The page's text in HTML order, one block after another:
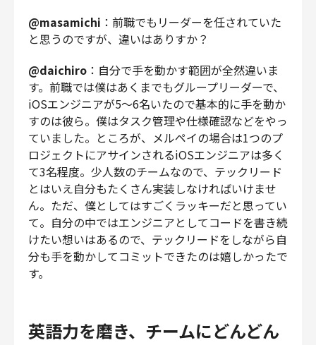
@masamichi ：前職でもリーダーを任されていた
と思うのですが、違いはありすか？
@daichiro ：自分で手を動かす範囲が全然違いま
す。前職では僕はあくまでもグループリーダーで、
iOSエンジニアが5〜6名いたので基本的に手を動か
すのは彼ら。僕はタスク管理や仕様確認などをやっ
ていました。ところが、メルペイの場合は1つのプ
ロジェクトにアサインされるiOSエンジニアは多く
て3名程度。少人数のチームなので、テックリード
とはいえ自分もたくさん実装しなければいけませ
ん。ただ、僕としてはすごくラッキーだと思ってい
て。自分の中ではエンジニアとしてコードを書き続
けたい想いはあるので、テックリードをしながら自
分も手を動かしてコミットできたのは嬉しかったで
す。
英語力を磨き、チームにどんどん